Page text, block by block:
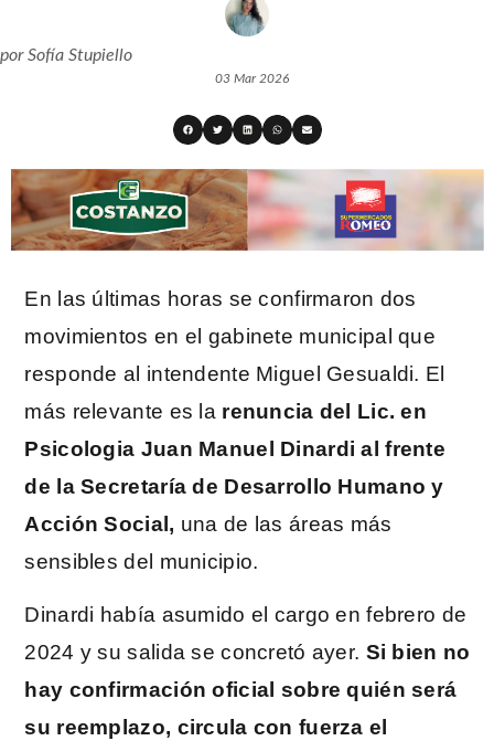
porSofía Stupiello
03 Mar 2026
En las últimas horas se confirmaron dos
movimientos en el gabinete municipal que
responde al intendente Miguel Gesualdi. El
más relevante es la renuncia del Lic. en
Psicologia Juan Manuel Dinardi al frente
de la Secretaría de Desarrollo Humano y
Acción Social, una de las áreas más
sensibles del municipio.
Dinardi había asumido el cargo en febrero de
2024 y su salida se concretó ayer. Si bien no
hay confirmación oficial sobre quién será
su reemplazo, circula con fuerza el